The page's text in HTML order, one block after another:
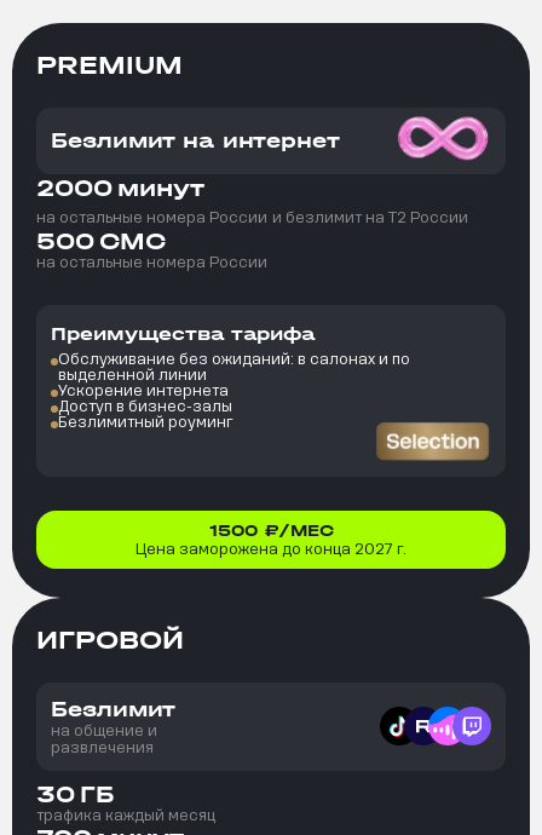
PREMIUM
Безлимит на интернет
2000 минут
на остальные номера России и безлимит на T2 России
500 СМС
на остальные номера России
Преимущества тарифа
Обслуживание без ожиданий: в салонах и по
выделенной линии
Ускорение интернета
Доступ в бизнес-залы
Безлимитный роуминг
1500 ₽/МЕС
Цена заморожена до конца 2027 г.
ИГРОВОЙ
Безлимит
на общение и
развлечения
30 ГБ
трафика каждый месяц